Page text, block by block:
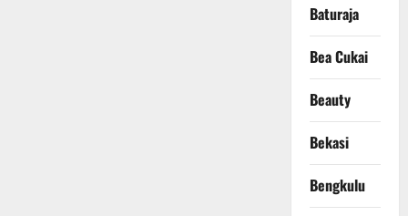
Baturaja
Bea Cukai
Beauty
Bekasi
Bengkulu